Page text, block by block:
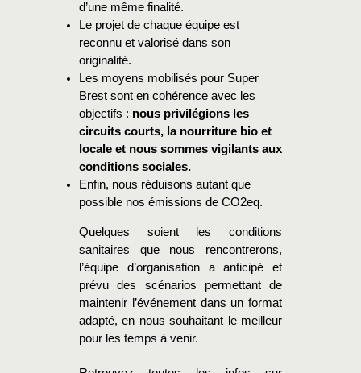
d’une même finalité.
Le projet de chaque équipe est
reconnu et valorisé dans son
originalité.
Les moyens mobilisés pour Super
Brest sont en cohérence avec les
objectifs : nous privilégions les
circuits courts, la nourriture bio et
locale et nous sommes vigilants aux
conditions sociales.
Enfin, nous réduisons autant que
possible nos émissions de CO2eq.
Quelques soient les conditions
sanitaires que nous rencontrerons,
l’équipe d’organisation a anticipé et
prévu des scénarios permettant de
maintenir l’événement dans un format
adapté, en nous souhaitant le meilleur
pour les temps à venir.